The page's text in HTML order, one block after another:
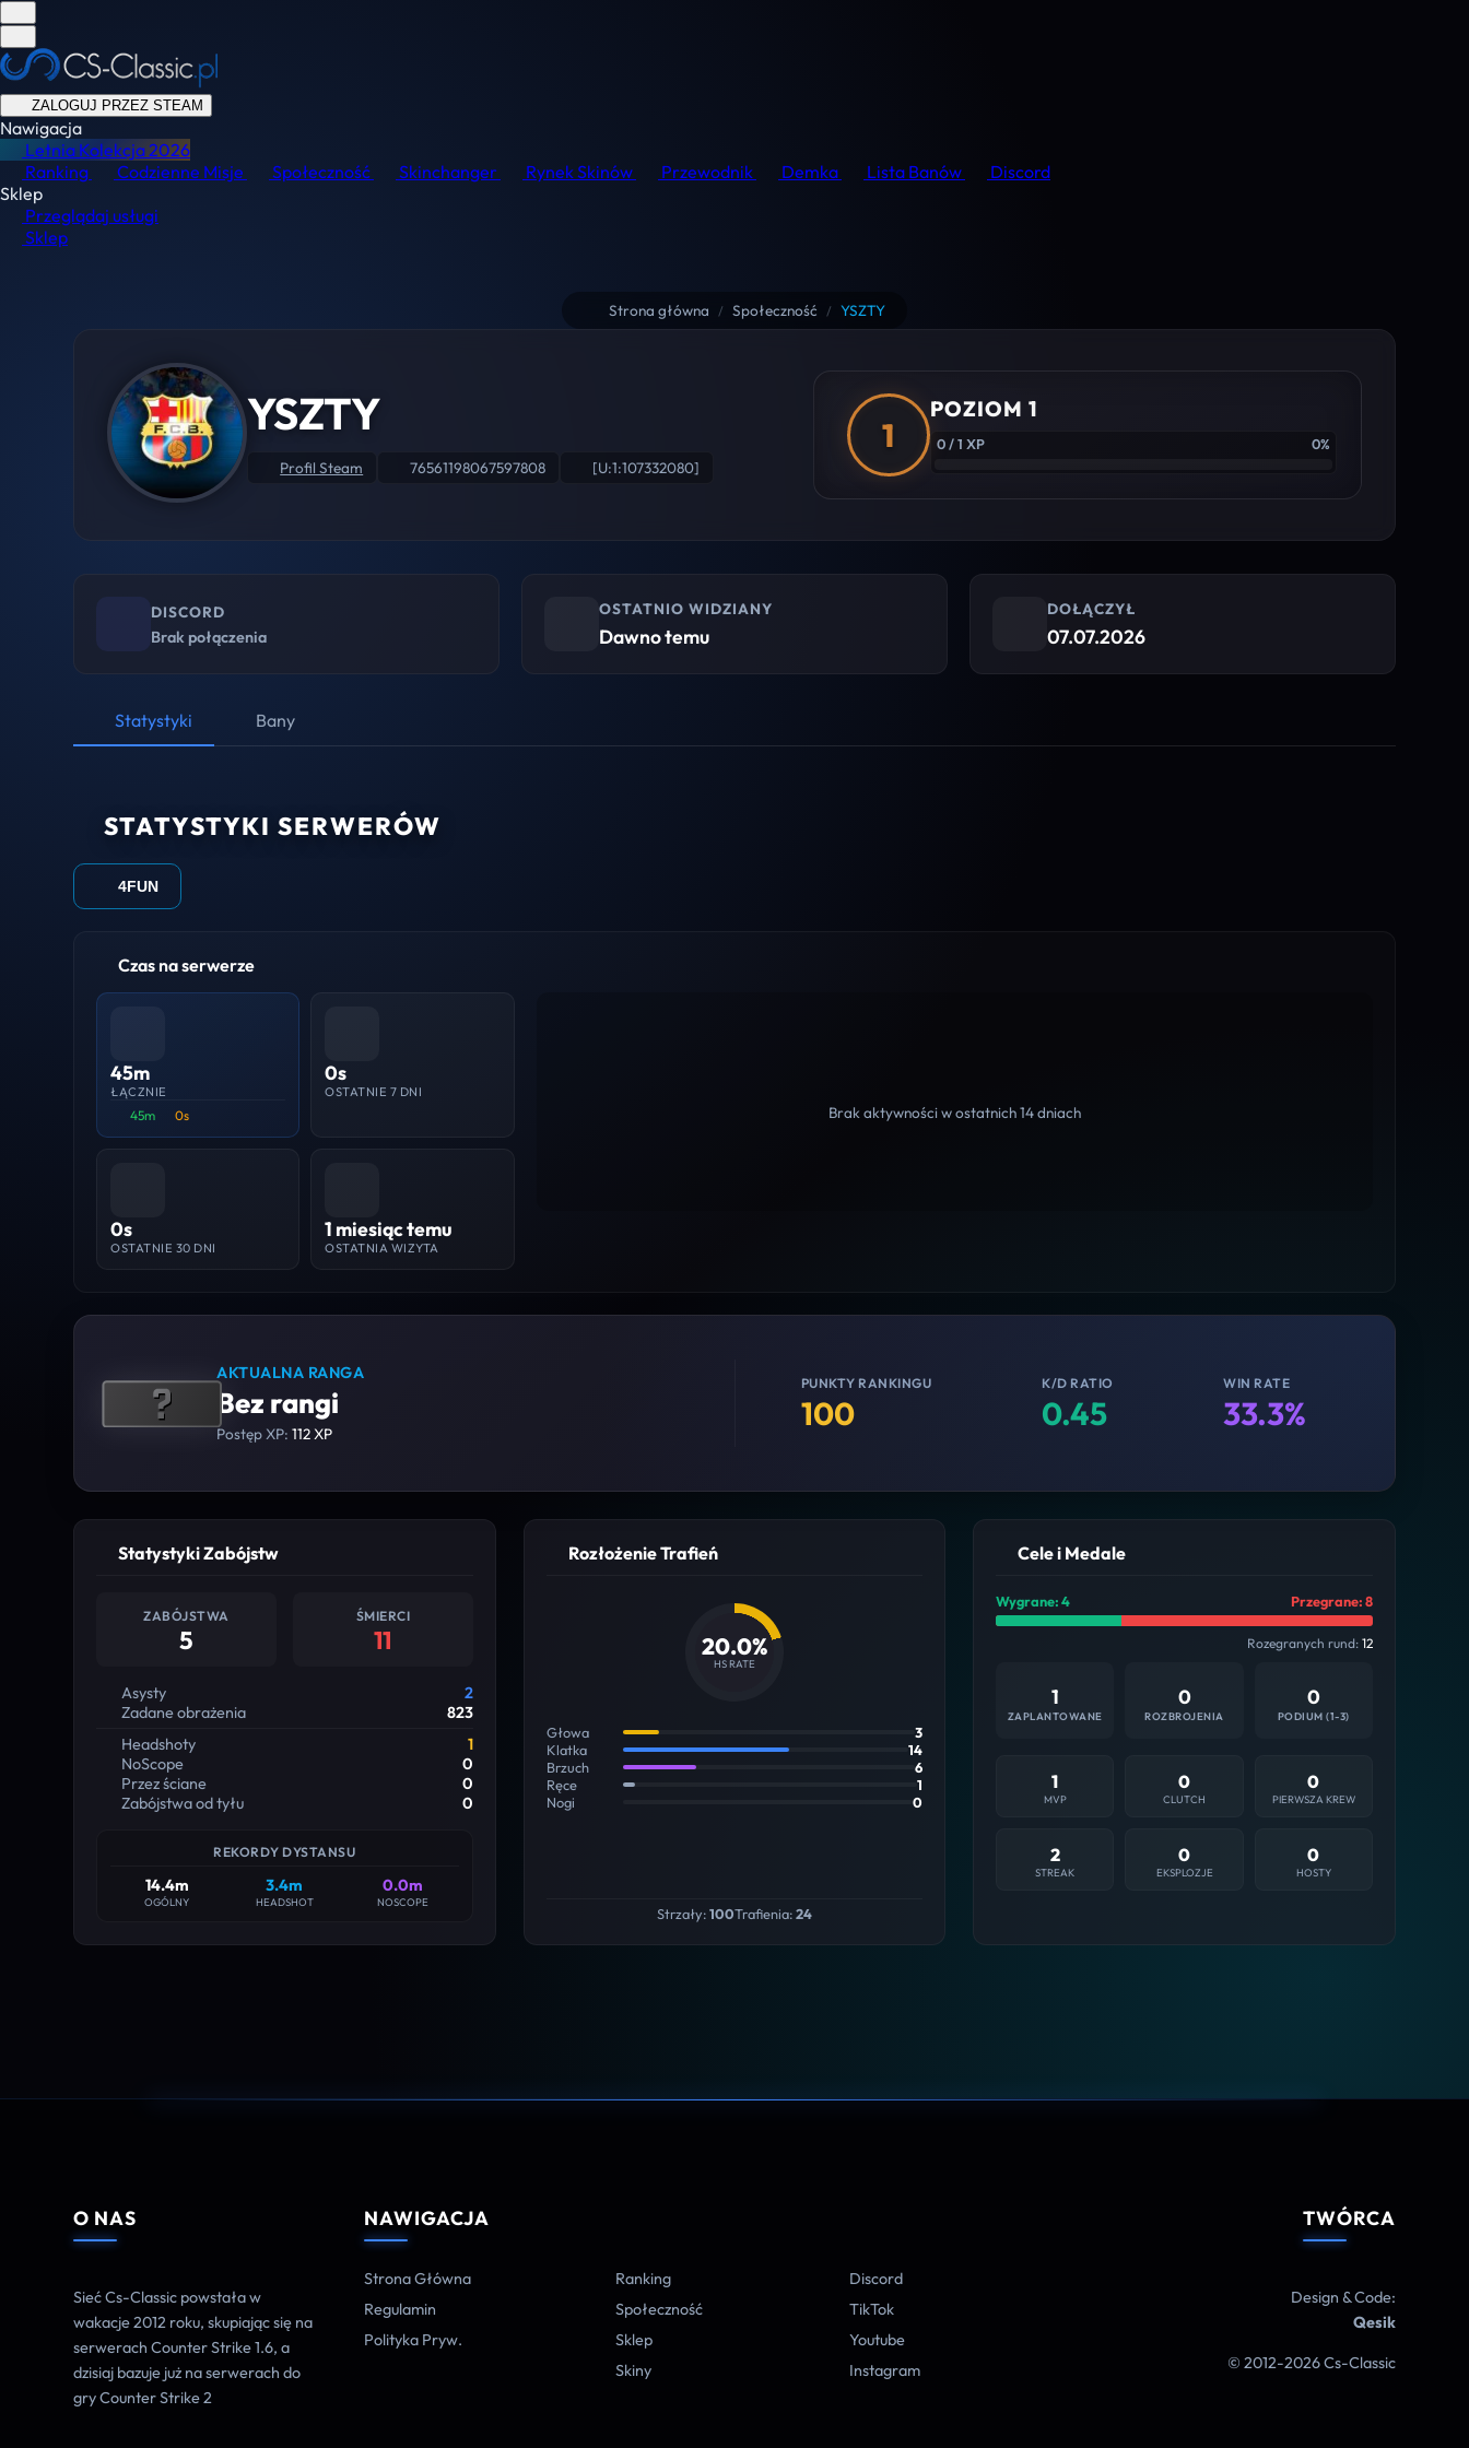
ZALOGUJ PRZEZ STEAM
Nawigacja
Letnia Kolekcja2026
Ranking
Codzienne Misje Społeczność Skinchanger Rynek Skinów Przewodnik Demka Lista Banów
Discord
Sklep
Przeglądaj usługi
Sklep
Strona główna / Społeczność / YSZTY
YSZTY
Profil Steam 76561198067597808 [U:1:107332080]
1
POZIOM 1
0 / 1 XP 0%
DISCORD
Brak połączenia
OSTATNIO WIDZIANY
Dawno temu
DOŁĄCZYŁ
07.07.2026
Statystyki Bany
STATYSTYKI SERWERÓW
4FUN
Czas na serwerze
45m
ŁĄCZNIE
45m 0s
0s
OSTATNIE 7 DNI
0s
OSTATNIE 30 DNI
1 miesiąc temu
OSTATNIA WIZYTA
Brak aktywności w ostatnich 14 dniach
AKTUALNA RANGA
Bez rangi
Postęp XP:112 XP
PUNKTY RANKINGU
100
K/D RATIO
0.45
WIN RATE
33.3%
Statystyki Zabójstw
ZABÓJSTWA
5
ŚMIERCI
11
Asysty
2
Zadane obrażenia
823
Headshoty
1
NoScope
0
Przez ściane
0
Zabójstwa od tyłu
0
REKORDY DYSTANSU
14.4m
OGÓLNY
3.4m
HEADSHOT
0.0m
NOSCOPE
Rozłożenie Trafień
20.0%
HS RATE
Głowa
3
Klatka
14
Brzuch
6
Ręce
1
Nogi
0
Strzały:100Trafienia:24
Cele i Medale
Wygrane: 4 Przegrane: 8
Rozegranych rund: 12
1
ZAPLANTOWANE
0
ROZBROJENIA
0
PODIUM (1-3)
1
MVP
0
CLUTCH
0
PIERWSZA KREW
2
STREAK
0
EKSPLOZJE
0
HOSTY
O NAS
Sieć Cs-Classic powstała w
wakacje 2012 roku, skupiając się na
serwerach Counter Strike 1.6, a
dzisiaj bazuje już na serwerach do
gry Counter Strike 2
NAWIGACJA
Strona Główna
Regulamin
Polityka Pryw.
Ranking
Społeczność
Sklep
Skiny
Discord
TikTok
Youtube
Instagram
TWÓRCA
Design & Code:
Qesik
© 2012-2026 Cs-Classic